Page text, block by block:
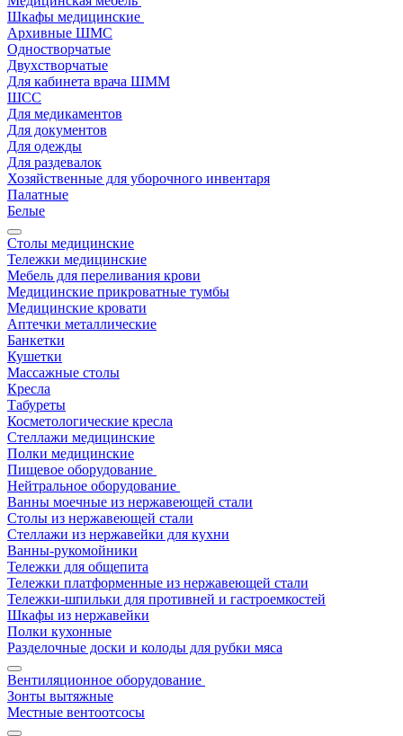
Шкафы медицинские
Архивные ШМС
Одностворчатые
Двухстворчатые
Для кабинета врача ШММ
ШСС
Для медикаментов
Для документов
Для одежды
Для раздевалок
Хозяйственные для уборочного инвентаря
Палатные
Белые
Столы медицинские
Тележки медицинские
Мебель для переливания крови
Медицинские прикроватные тумбы
Медицинские кровати
Аптечки металлические
Банкетки
Кушетки
Массажные столы
Кресла
Табуреты
Косметологические кресла
Стеллажи медицинские
Полки медицинские
Пищевое оборудование
Нейтральное оборудование
Ванны моечные из нержавеющей стали
Столы из нержавеющей стали
Стеллажи из нержавейки для кухни
Ванны-рукомойники
Тележки для общепита
Тележки платформенные из нержавеющей стали
Тележки-шпильки для противней и гастроемкостей
Шкафы из нержавейки
Полки кухонные
Разделочные доски и колоды для рубки мяса
Вентиляционное оборудование
Зонты вытяжные
Местные вентоотсосы